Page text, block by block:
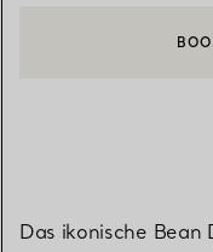
EINEN
Das ikonische Bean